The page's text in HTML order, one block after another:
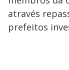
através
prefeitos